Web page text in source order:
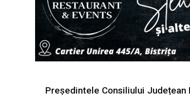
Președintele Consiliului